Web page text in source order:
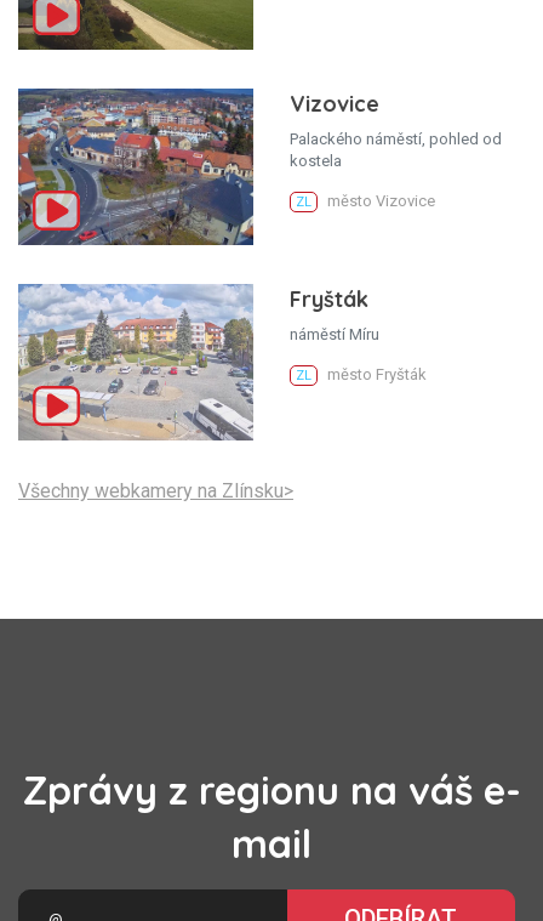
Vizovice
Palackého náměstí, pohled od
kostela
ZL město Vizovice
Fryšták
náměstí Míru
ZL město Fryšták
Všechny webkamery na Zlínsku>
Zprávy z regionu na váš e-
mail